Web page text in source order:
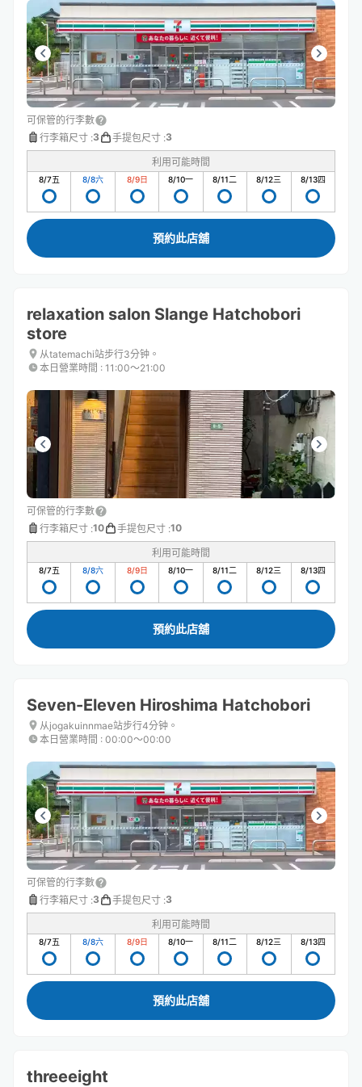
可保管的行李數
行李箱尺寸 :3 手提包尺寸 :3
利用可能時間
8/7五 8/8六 8/9日 8/10一 8/11二 8/12三 8/13四
預約此店舖
relaxation salon Slange Hatchobori
store
从tatemachi站步行3分钟。
本日營業時間 : 11:00〜21:00
可保管的行李數
行李箱尺寸 :10 手提包尺寸 :10
利用可能時間
8/7五 8/8六 8/9日 8/10一 8/11二 8/12三 8/13四
預約此店舖
Seven-Eleven Hiroshima Hatchobori
从jogakuinnmae站步行4分钟。
本日營業時間 : 00:00〜00:00
可保管的行李數
行李箱尺寸 :3 手提包尺寸 :3
利用可能時間
8/7五 8/8六 8/9日 8/10一 8/11二 8/12三 8/13四
預約此店舖
threeeight